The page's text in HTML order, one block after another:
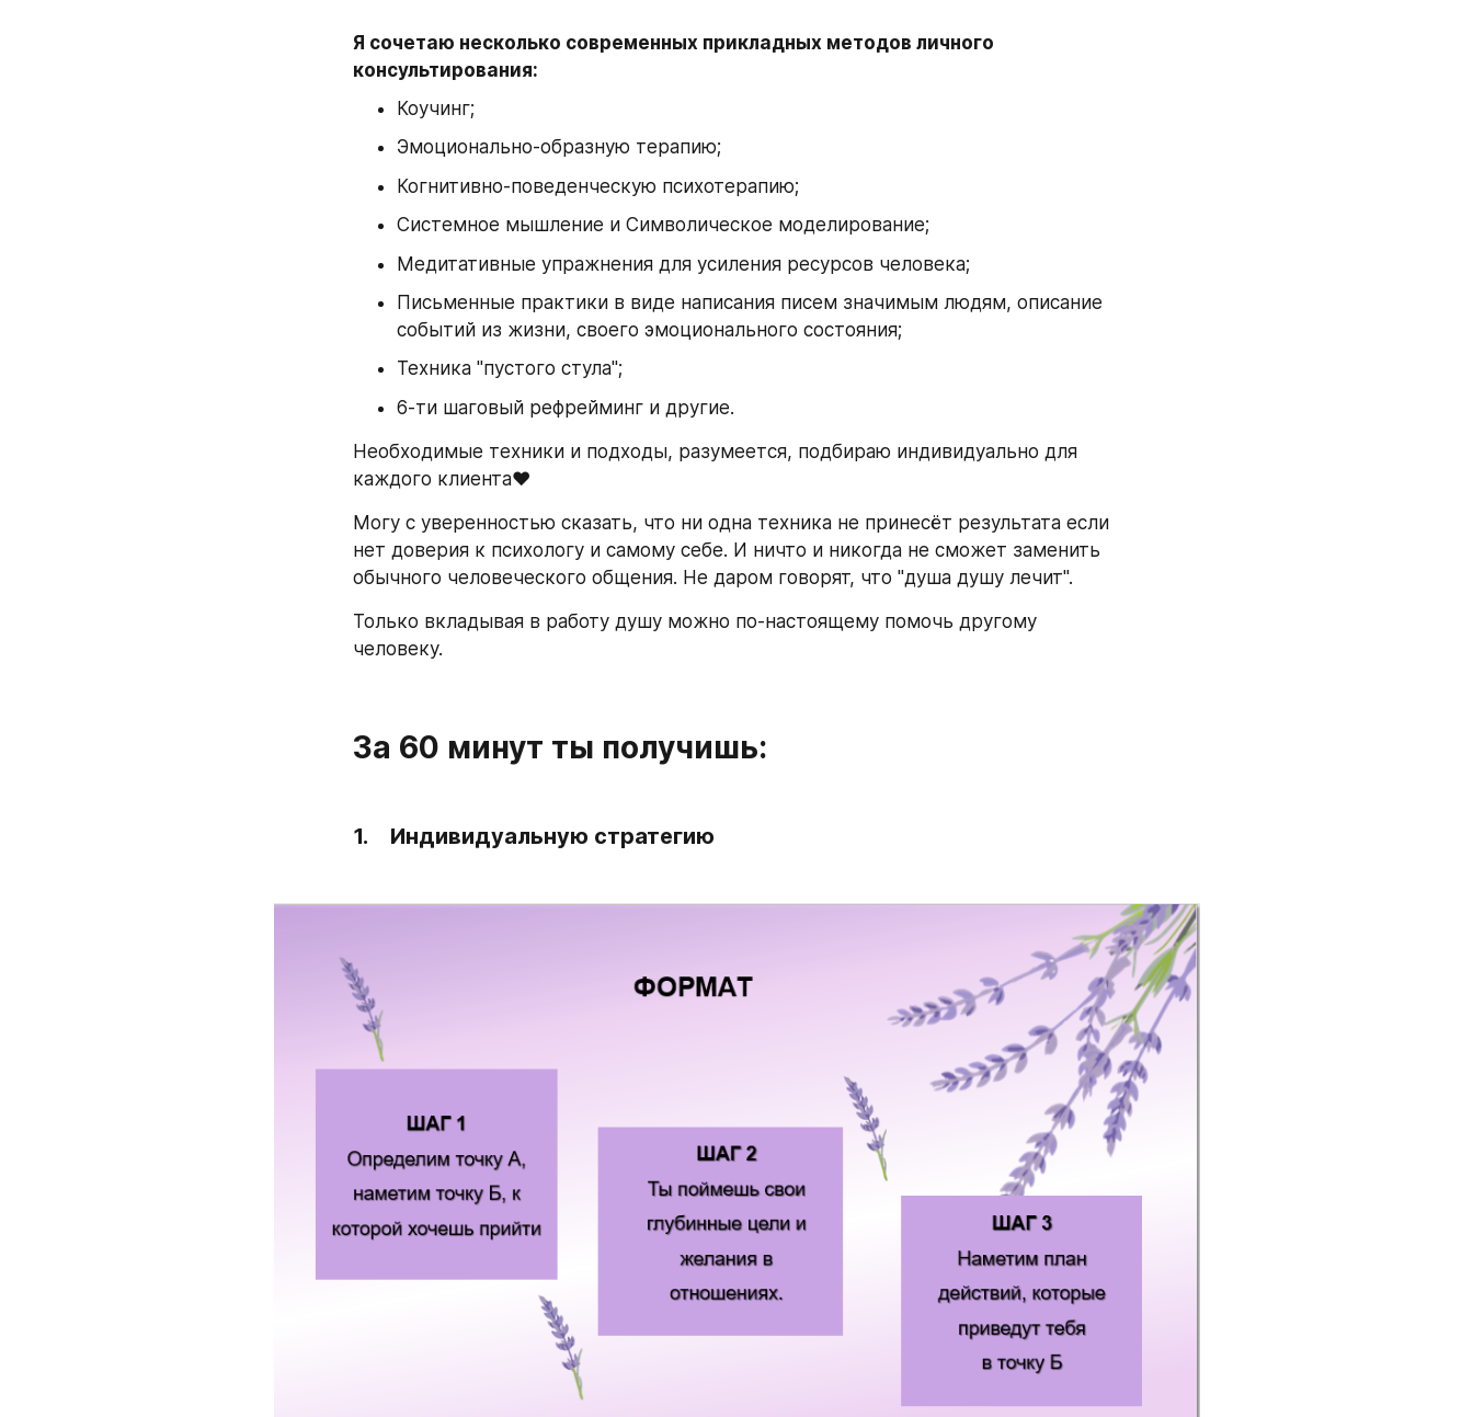
Я сочетаю несколько современных прикладных методов личного
консультирования:
Коучинг;
Эмоционально-образную терапию;
Когнитивно-поведенческую психотерапию;
Системное мышление и Символическое моделирование;
Медитативные упражнения для усиления ресурсов человека;
Письменные практики в виде написания писем значимым людям, описание
событий из жизни, своего эмоционального состояния;
Техника "пустого стула";
6-ти шаговый рефрейминг и другие.
Необходимые техники и подходы, разумеется, подбираю индивидуально для
каждого клиента❤️
Могу с уверенностью сказать, что ни одна техника не принесёт результата если
нет доверия к психологу и самому себе. И ничто и никогда не сможет заменить
обычного человеческого общения. Не даром говорят, что "душа душу лечит".
Только вкладывая в работу душу можно по-настоящему помочь другому
человеку.
За 60 минут ты получишь:
1.    Индивидуальную стратегию